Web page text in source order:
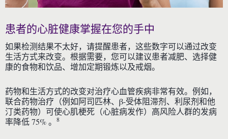
患者的心脏健康掌握在您的手中
如果检测结果不太好，请提醒患者，这些数字可以通过改变
生活方式来改变。根据需要，您可以建议患者减肥、选择健
康的食物和饮品、增加定期锻炼以及戒烟。
药物和生活方式的改变对治疗心血管疾病非常有效。例如，
联合药物治疗（例如阿司匹林、β-受体阻滞剂、利尿剂和他
汀类药物）可使心肌梗死（心脏病发作）高风险人群的发病
率降低 75% 。
8